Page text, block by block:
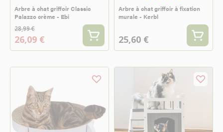
Arbre à chat griffoir Classic
Palazzo crème - Ebi
28,99 €
26,09 €
Arbre à chat griffoir à fixation
murale - Kerbl
25,60 €